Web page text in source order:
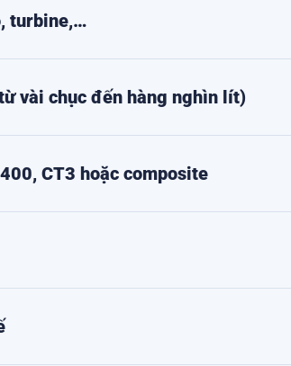
turbine,…
vài chục đến hàng nghìn lít)
CT3 hoặc composite